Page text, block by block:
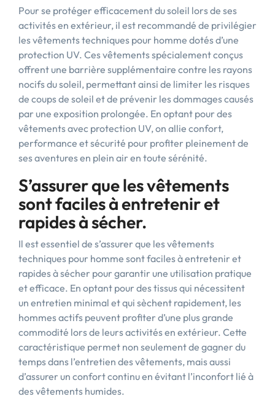
Pour se protéger efficacement du soleil lors de ses
activités en extérieur, il est recommandé de privilégier
les vêtements techniques pour homme dotés d’une
protection UV. Ces vêtements spécialement conçus
offrent une barrière supplémentaire contre les rayons
nocifs du soleil, permettant ainsi de limiter les risques
de coups de soleil et de prévenir les dommages causés
par une exposition prolongée. En optant pour des
vêtements avec protection UV, on allie confort,
performance et sécurité pour profiter pleinement de
ses aventures en plein air en toute sérénité.
S’assurer que les vêtements
sont faciles à entretenir et
rapides à sécher.
Il est essentiel de s’assurer que les vêtements
techniques pour homme sont faciles à entretenir et
rapides à sécher pour garantir une utilisation pratique
et efficace. En optant pour des tissus qui nécessitent
un entretien minimal et qui sèchent rapidement, les
hommes actifs peuvent profiter d’une plus grande
commodité lors de leurs activités en extérieur. Cette
caractéristique permet non seulement de gagner du
temps dans l’entretien des vêtements, mais aussi
d’assurer un confort continu en évitant l’inconfort lié à
des vêtements humides.